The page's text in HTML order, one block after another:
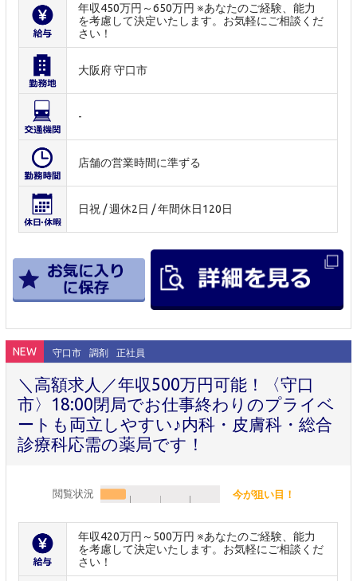
年収450万円～650万円 ※あなたのご経験、能力
を考慮して決定いたします。お気軽にご相談くだ
さい！
大阪府 守口市
-
店舗の営業時間に準ずる
日祝 / 週休2日 / 年間休日120日
NEW 守口市 調剤 正社員
＼高額求人／年収500万円可能！〈守口
市〉18:00閉局でお仕事終わりのプライベ
ートも両立しやすい♪内科・皮膚科・総合
診療科応需の薬局です！
閲覧状況 今が狙い目！
年収420万円～500万円 ※あなたのご経験、能力
を考慮して決定いたします。お気軽にご相談くだ
さい！